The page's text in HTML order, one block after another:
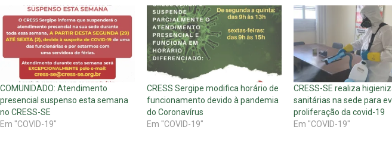
COMUNIDADO: Atendimento
presencial suspenso esta semana
no CRESS-SE
Em "COVID-19"
CRESS Sergipe modifica horário de
funcionamento devido à pandemia
do Coronavírus
Em "COVID-19"
CRESS-SE realiza
sanitárias na sede para
proliferação da covid-19
Em "COVID-19"